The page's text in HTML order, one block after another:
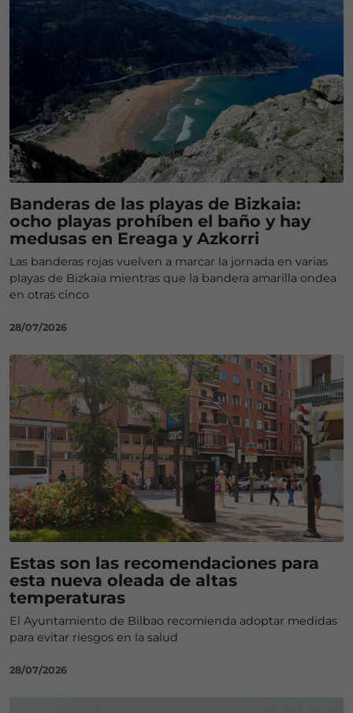
Banderas de las playas de Bizkaia:
ocho playas prohíben el baño y hay
medusas en Ereaga y Azkorri
Las banderas rojas vuelven a marcar la jornada en varias
playas de Bizkaia mientras que la bandera amarilla ondea
en otras cinco
28/07/2026
Estas son las recomendaciones para
esta nueva oleada de altas
temperaturas
El Ayuntamiento de Bilbao recomienda adoptar medidas
para evitar riesgos en la salud
28/07/2026